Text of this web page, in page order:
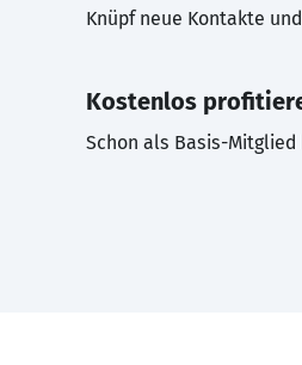
Knüpf neue Kontakte
Kostenlos
Schon als Basis-